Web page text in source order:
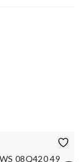
08Q420 49